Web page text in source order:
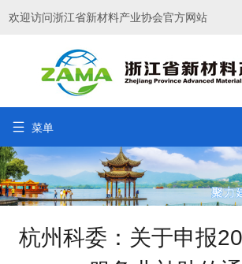
欢迎访问浙江省新材料产业协会官方网站
 菜单
杭州科委：关于申报